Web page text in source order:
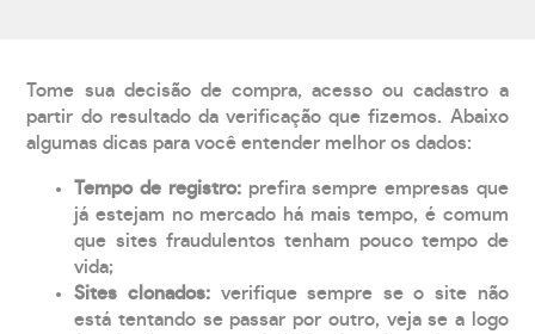
Tome sua decisão de compra, acesso ou cadastro a
partir do resultado da verificação que fizemos. Abaixo
algumas dicas para você entender melhor os dados:
Tempo de registro: prefira sempre empresas que
já estejam no mercado há mais tempo, é comum
que sites fraudulentos tenham pouco tempo de
vida;
Sites clonados: verifique sempre se o site não
está tentando se passar por outro, veja se a logo